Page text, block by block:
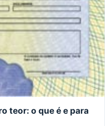
teor: o que é e para